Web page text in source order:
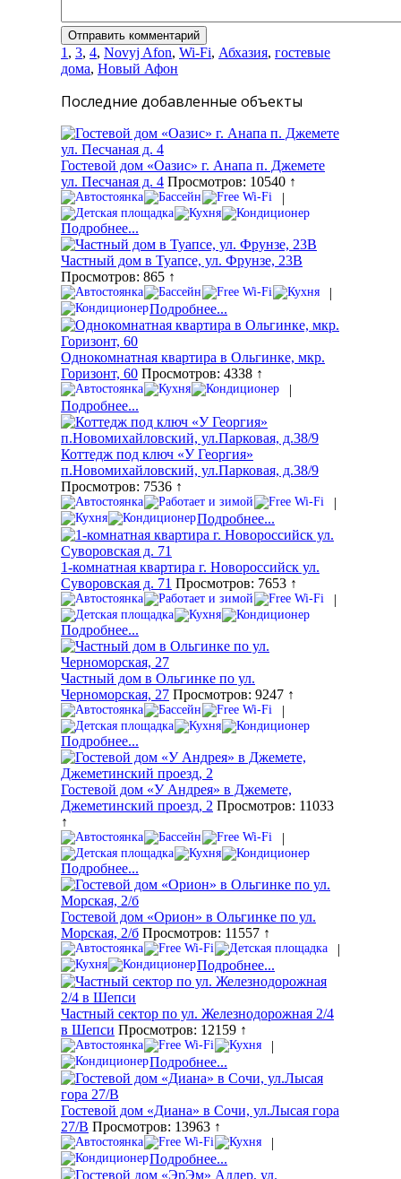
1 , 3, 4, Novyj Afon, Wi-Fi, Абхазия, гостевые
дома, Новый Афон
Последние добавленные объекты
Гостевой дом «Оазис» г. Анапа п. Джемете
ул. Песчаная д. 4 Просмотров: 10540 ↑
|
Подробнее...
Частный дом в Туапсе, ул. Фрунзе, 23В
Просмотров: 865 ↑
|
Подробнее...
Однокомнатная квартира в Ольгинке, мкр.
Горизонт, 60 Просмотров: 4338 ↑
|
Подробнее...
Коттедж под ключ «У Георгия»
п.Новомихайловский, ул.Парковая, д.38/9
Просмотров: 7536 ↑
|
Подробнее...
1-комнатная квартира г. Новороссийск ул.
Суворовская д. 71 Просмотров: 7653 ↑
|
Подробнее...
Частный дом в Ольгинке по ул.
Черноморская, 27 Просмотров: 9247 ↑
|
Подробнее...
Гостевой дом «У Андрея» в Джемете,
Джеметинский проезд, 2 Просмотров: 11033
↑
|
Подробнее...
Гостевой дом «Орион» в Ольгинке по ул.
Морская, 2/б Просмотров: 11557 ↑
|
Подробнее...
Частный сектор по ул. Железнодорожная 2/4
в Шепси Просмотров: 12159 ↑
|
Подробнее...
Гостевой дом «Диана» в Сочи, ул.Лысая гора
27/В Просмотров: 13963 ↑
|
Подробнее...